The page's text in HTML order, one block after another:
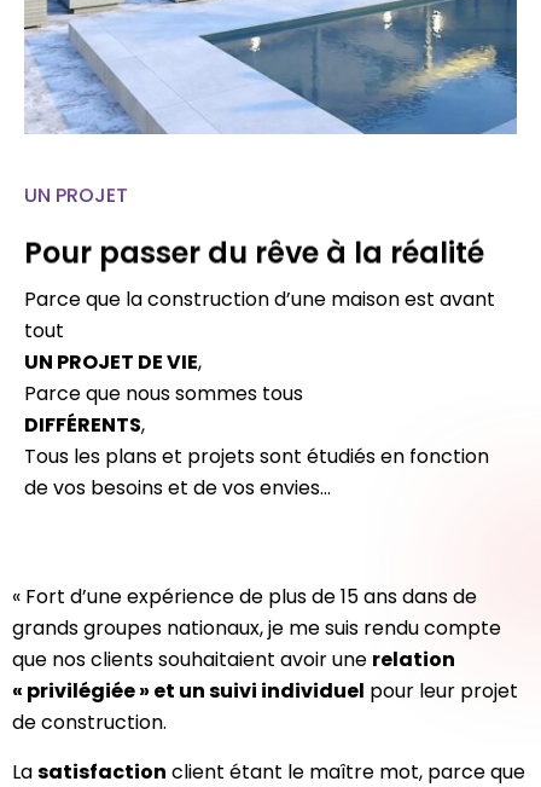
UN PROJET
Pour passer du rêve à la réalité
Parce que la construction d’une maison est avant
tout
UN PROJET DE VIE,
Parce que nous sommes tous
DIFFÉRENTS,
Tous les plans et projets sont étudiés en fonction
de vos besoins et de vos envies…
« Fort d’une expérience de plus de 15 ans dans de
grands groupes nationaux, je me suis rendu compte
que nos clients souhaitaient avoir une relation
« privilégiée » et un suivi individuel pour leur projet
de construction.
Lasatisfaction client étant le maître mot, parce que